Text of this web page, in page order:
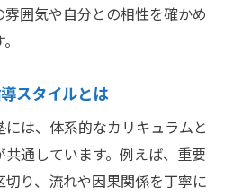
囲気や自分との相性を確かめ
スタイルとは
は、体系的なカリキュラムと
通しています。例えば、重要
り、流れや因果関係を丁寧に